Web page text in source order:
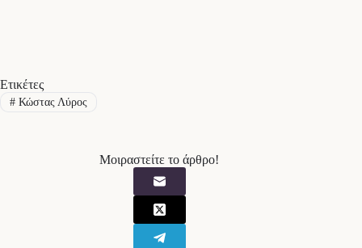
Ετικέτες
#Κώστας Λύρος
Μοιραστείτε το άρθρο!